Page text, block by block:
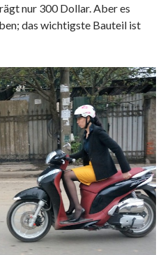
nur 300 Dollar. Aber es
das wichtigste Bauteil ist